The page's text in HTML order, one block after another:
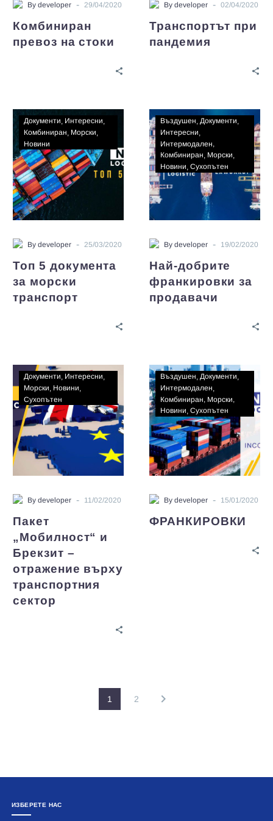
By developer - 29/04/2020
Комбиниран
превоз на стоки
By developer - 02/04/2020
Транспортът при
пандемия
Документи Интересни
Комбиниран Морски
Новини
By developer - 25/03/2020
Топ 5 документa
за морски
транспорт
Въздушен Документи
Интересни
Интермодален
Комбиниран Морски
Новини Сухопътен
By developer - 19/02/2020
Най-добрите
франкировки за
продавачи
Документи Интересни
Морски Новини
Сухопътен
By developer - 11/02/2020
Пакет
„Мобилност“ и
Брекзит –
отражение върху
транспортния
сектор
Въздушен Документи
Интермодален
Комбиниран Морски
Новини Сухопътен
By developer - 15/01/2020
ФРАНКИРОВКИ
1 2
ИЗБЕРЕТЕ НАС